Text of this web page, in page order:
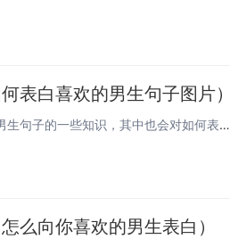
表白喜欢的男生句子图片）
大家好，今天给各位分享如何表白喜欢的男生句子的一些知识，其中也会对如何表白喜欢的男生句子图片进行解释，文章篇幅可能偏长，如果能碰巧解决你现在面临的问题，别忘了关注本站，现在就马上开始吧！ 给喜欢的男生表白的句子 1、我希望青春是一抹夕阳，给...
么向你喜欢的男生表白）